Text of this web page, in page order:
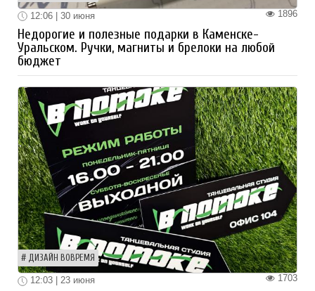
1896
12:06 | 30 июня
Недорогие и полезные подарки в Каменске-
Уральском. Ручки, магниты и брелоки на любой
бюджет
ДИЗАЙН ВОВРЕМЯ
1703
12:03 | 23 июня